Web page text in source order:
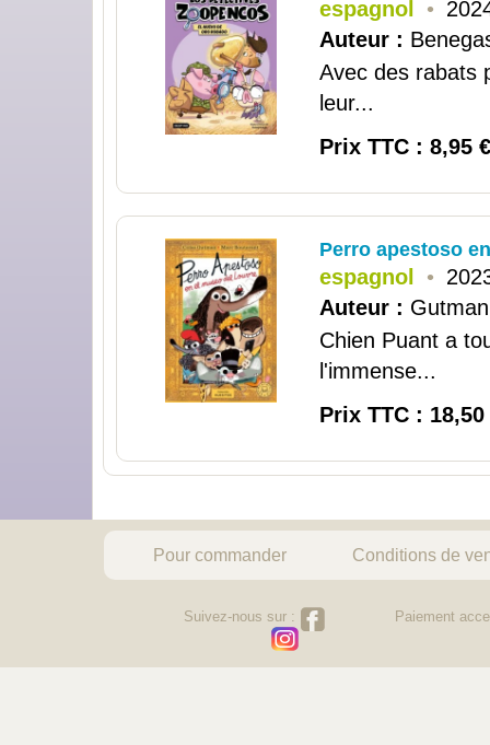
espagnol •
Auteur :
Avec des rabats
leur...
Prix TTC : 8,95 €
Perro apestoso
espagnol •
Auteur :
Chien Puant a
l'immense...
Prix TTC : 18,50
Pour commander Conditions de
Suivez-nous sur : Paiement